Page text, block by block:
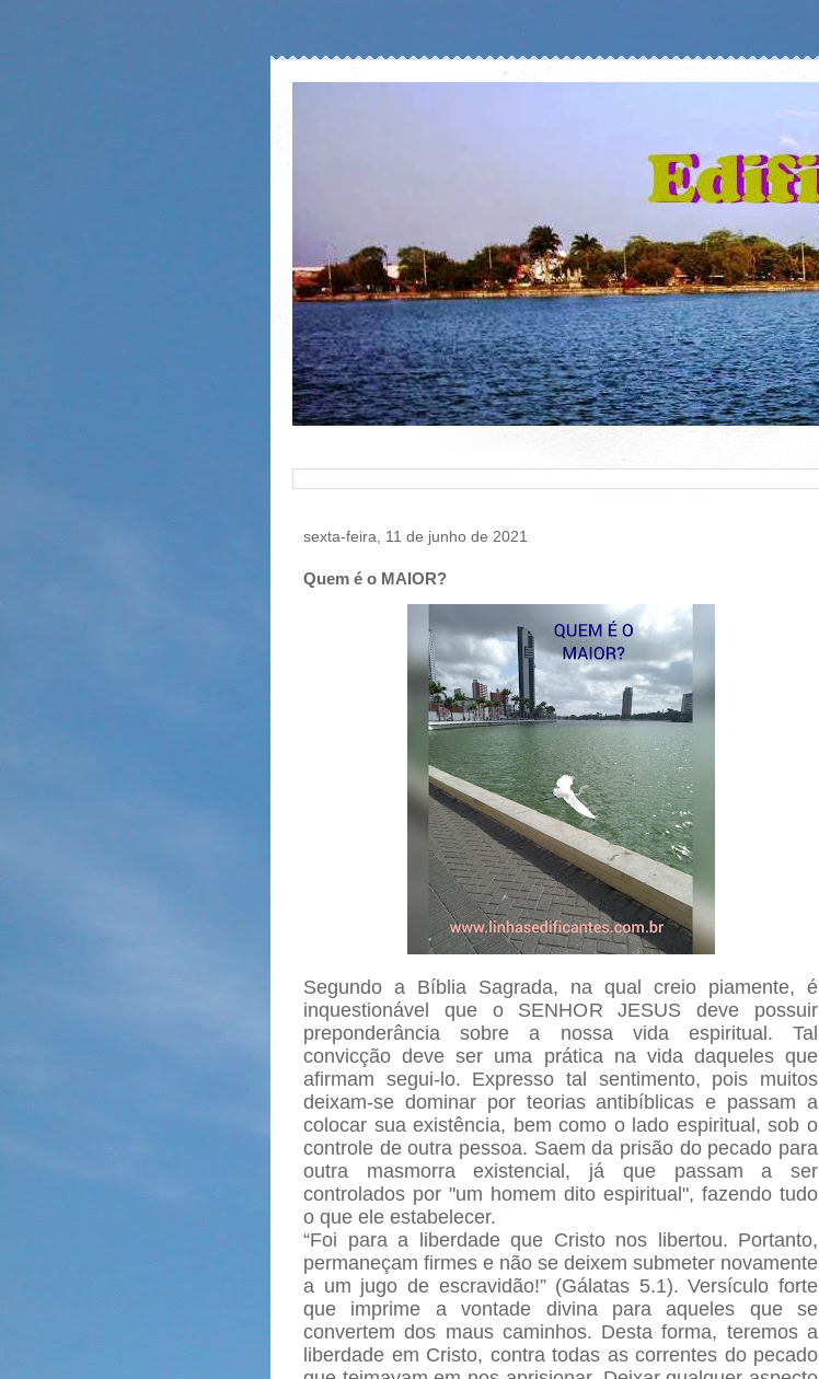
sexta-feira, 11 de junho de 2021
Quem é o MAIOR?
Segundo a Bíblia Sagrada, na qual creio piamente, é
inquestionável que o SENHOR JESUS deve possuir
preponderância sobre a nossa vida espiritual. Tal
convicção deve ser uma prática na vida daqueles que
afirmam segui-lo. Expresso tal sentimento, pois muitos
deixam-se dominar por teorias antibíblicas e passam a
colocar sua existência, bem como o lado espiritual, sob o
controle de outra pessoa. Saem da prisão do pecado para
outra masmorra existencial, já que passam a ser
controlados por "um homem dito espiritual", fazendo tudo
o que ele estabelecer.
“Foi para a liberdade que Cristo nos libertou. Portanto,
permaneçam firmes e não se deixem submeter novamente
a um jugo de escravidão!” (Gálatas 5.1). Versículo forte
que imprime a vontade divina para aqueles que se
convertem dos maus caminhos. Desta forma, teremos a
liberdade em Cristo, contra todas as correntes do pecado